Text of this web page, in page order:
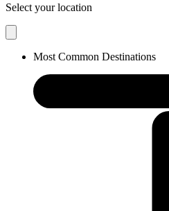
Select your location
Most Common Destinations